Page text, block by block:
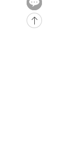
-28375초 전 >
-24975초 전 >